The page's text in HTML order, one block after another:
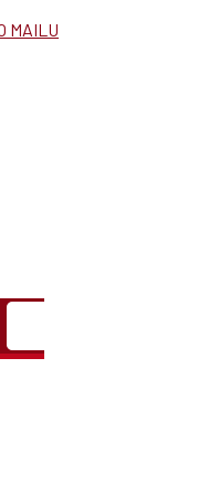
MAILU